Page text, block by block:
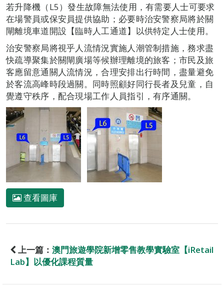
若升降機（L5）發生故障無法使用，有需要人士可要求
在場警員或保安員提供協助；必要時治安警察局將於關
閘離境車道開設【臨時人工通道】以供特定人士使用。
治安警察局將視乎人流情況實施人潮管制措施，務求盡
快疏導聚集於關閘廣場等候辦理離境的旅客；市民及旅
客應留意通關人流情況，合理安排出行時間，盡量避免
於客流高峰時段過關。同時照顧好同行長者及兒童，自
覺遵守秩序，配合現場工作人員指引，有序通關。
查看圖庫
上一篇： 澳門旅遊學院新增零售教學實驗室【iRetail
Lab】以優化課程質量